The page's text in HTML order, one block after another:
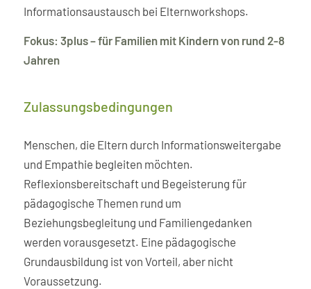
Informationsaustausch bei Elternworkshops.
Fokus: 3plus – für Familien mit Kindern von rund 2-8
Jahren
Zulassungs­bedingungen
Menschen, die Eltern durch Informationsweitergabe
und Empathie begleiten möchten.
Reflexionsbereitschaft und Begeisterung für
pädagogische Themen rund um
Beziehungsbegleitung und Familiengedanken
werden vorausgesetzt. Eine pädagogische
Grundausbildung ist von Vorteil, aber nicht
Voraussetzung.